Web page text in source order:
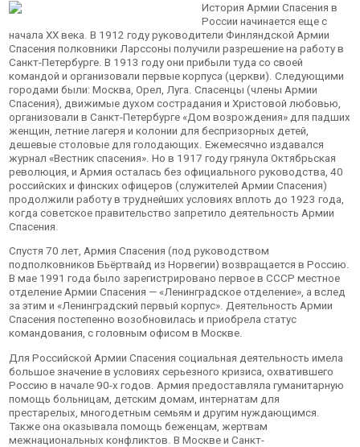
История Армии Спасения в
России начинается еще с
начала XX века. В 1912 году руководители Финляндской Армии
Спасения полковники Ларссоны получили разрешение на работу в
Санкт-Петербурге. В 1913 году они прибыли туда со своей
командой и организовали первые корпуса (церкви). Следующими
городами были: Москва, Орел, Луга. Спасенцы (члены Армии
Спасения), движимые духом сострадания и Христовой любовью,
организовали в Санкт-Петербурге «Дом возрождения» для падших
женщин, летние лагеря и колонии для беспризорных детей,
дешевые столовые для голодающих. Ежемесячно издавался
журнал «Вестник спасения». Но в 1917 году грянула Октябрьская
революция, и Армия осталась без официального руководства, 40
российских и финских офицеров (служителей Армии Спасения)
продолжили работу в труднейших условиях вплоть до 1923 года,
когда советское правительство запретило деятельность Армии
Спасения.
Спустя 70 лет, Армия Спасения (под руководством
подполковников Бьёртвайд из Норвегии) возвращается в Россию.
В мае 1991 года было зарегистрировано первое в СССР местное
отделение Армии Спасения — «Ленинградское отделение», а вслед
за этим и «Ленинградский первый корпус». Деятельность Армии
Спасения постепенно возобновилась и приобрела статус
командования, с головным офисом в Москве.
Для Российской Армии Спасения социальная деятельность имела
большое значение в условиях серьезного кризиса, охватившего
Россию в начале 90-х годов. Армия предоставляла гуманитарную
помощь больницам, детским домам, интернатам для
престарелых, многодетным семьям и другим нуждающимся.
Также она оказывала помощь беженцам, жертвам
межнациональных конфликтов. В Москве и Санкт-